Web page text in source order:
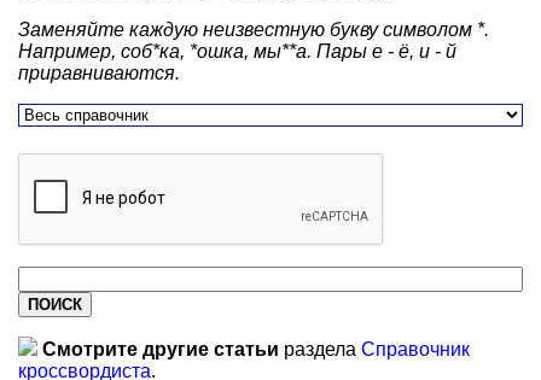
Заменяйте каждую неизвестную букву символом *.
Например, соб*ка, *ошка, мы**а. Пары е - ё, и - й
приравниваются.
Смотрите другие статьи раздела Справочник
кроссвордиста.